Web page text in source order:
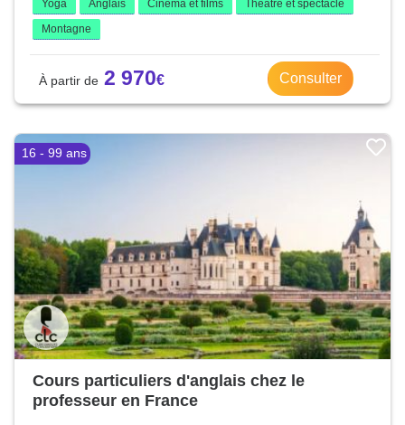
Yoga Anglais Cinéma et films
Théâtre et spectacle
Montagne
2 970 Consulter
16 - 99 ans
Cours particuliers d'anglais chez le
professeur en France